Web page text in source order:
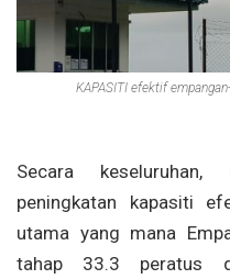
KAPASITI efektif
Secara
peningkatan kapasiti
utama yang mana
tahap 33.3 peratus